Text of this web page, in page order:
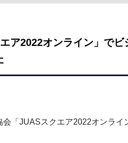
ア2022オンライン」で
「JUASスクエア2022オンライ